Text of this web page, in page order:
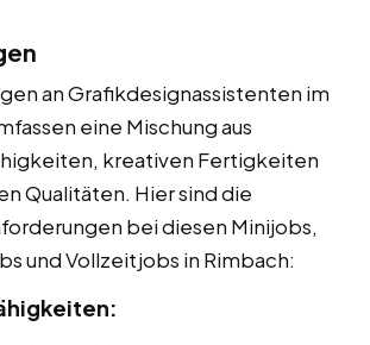
an Grafikdesignassistenten im
eine Mischung aus
kreativen Fertigkeiten
Qualitäten. Hier sind die
bei diesen Minijobs,
und Vollzeitjobs in Rimbach: